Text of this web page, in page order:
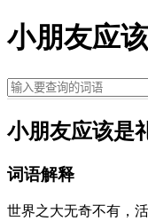
小朋友应
小朋友应该是
词语解释
世界之大无奇不有，